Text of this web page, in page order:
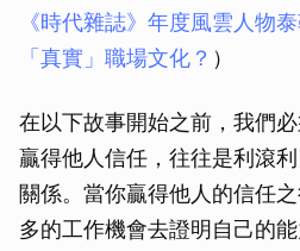
《時代雜誌》年度風雲人物
「真實」職場文化？ ）
在以下故事開始之前，我們
贏得他人信任，往往是利滾
關係。當你贏得他人的信任
多的工作機會去證明自己的